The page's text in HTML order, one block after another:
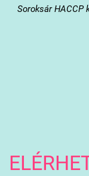
Soroksár HACCP